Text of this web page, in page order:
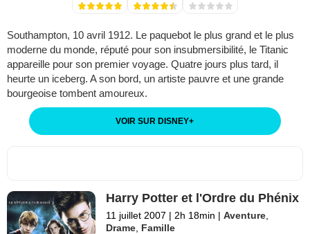
Southampton, 10 avril 1912. Le paquebot le plus grand et le plus
moderne du monde, réputé pour son insubmersibilité, le Titanic
appareille pour son premier voyage. Quatre jours plus tard, il
heurte un iceberg. A son bord, un artiste pauvre et une grande
bourgeoise tombent amoureux.
VOIR SUR DISNEY+
Harry Potter et l'Ordre du Phénix
11 juillet 2007 | 2h 18min | Aventure
Drame Famille